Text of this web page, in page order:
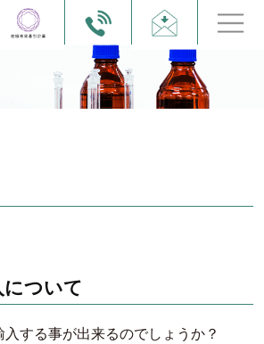
について
する事が出来るのでしょうか？